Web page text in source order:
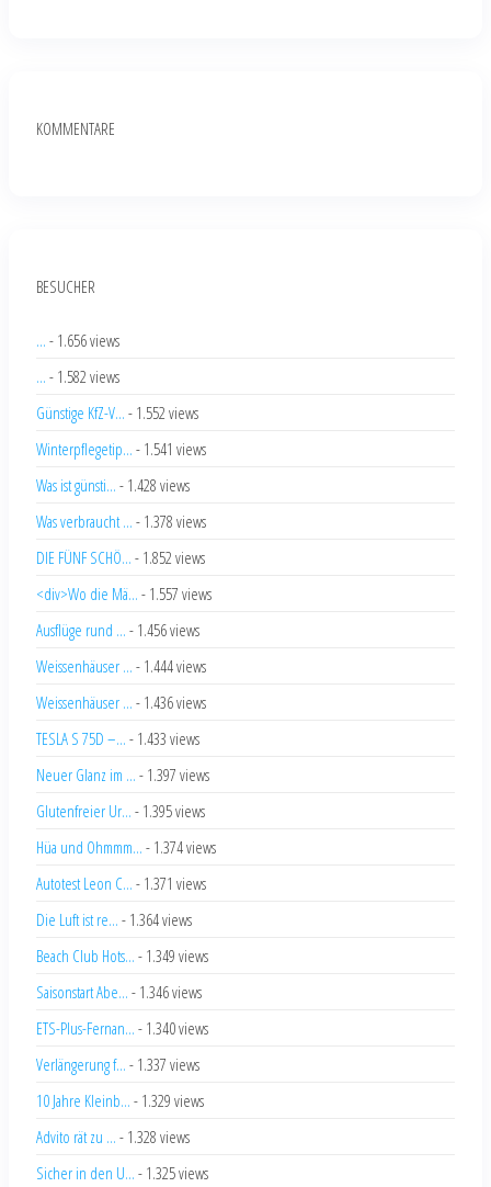
KOMMENTARE
BESUCHER
... - 1.656 views
... - 1.582 views
Günstige KfZ-V... - 1.552 views
Winterpflegetip... - 1.541 views
Was ist günsti... - 1.428 views
Was verbraucht ... - 1.378 views
DIE FÜNF SCHÖ... - 1.852 views
<div>Wo die Mä... - 1.557 views
Ausflüge rund ... - 1.456 views
Weissenhäuser ... - 1.444 views
Weissenhäuser ... - 1.436 views
TESLA S 75D –... - 1.433 views
Neuer Glanz im ... - 1.397 views
Glutenfreier Ur... - 1.395 views
Hüa und Ohmmm... - 1.374 views
Autotest Leon C... - 1.371 views
Die Luft ist re... - 1.364 views
Beach Club Hots... - 1.349 views
Saisonstart Abe... - 1.346 views
ETS-Plus-Fernan... - 1.340 views
Verlängerung f... - 1.337 views
10 Jahre Kleinb... - 1.329 views
Advito rät zu ... - 1.328 views
Sicher in den U... - 1.325 views